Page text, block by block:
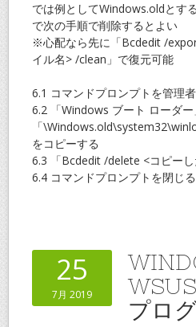
では例としてWindows.oldとす
で次の手順で削除するとよい
※心配なら先に「Bcdedit /
イル名> /clean」で復元可能
6.1 コマンドプロンプトを管理
6.2 「Windows ブート ローダ
「
をコピーする
6.3 「Bcdedit /delete <コピー
6.4 コマンドプロンプトを閉じる
25
7月 2019
プロ